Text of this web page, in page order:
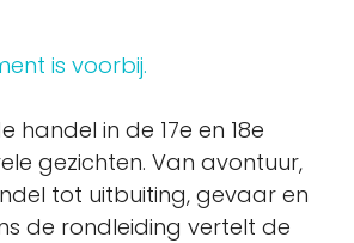
is voorbij.
handel in de 17e en 18e
gezichten. Van avontuur,
tot uitbuiting, gevaar en
de rondleiding vertelt de